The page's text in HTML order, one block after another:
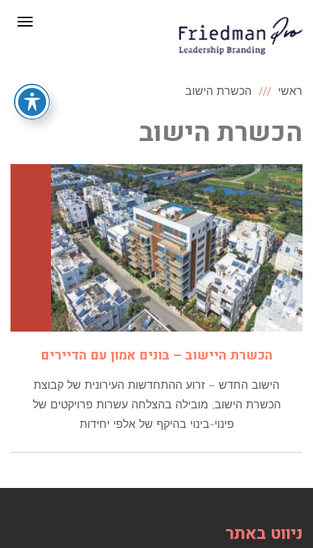
ראשי הכשרת הישוב
הכשרת הישוב
הכשרת היישוב – בונים אמון עם הדיירים
הישוב החדש – זרוע ההתחדשות העירונית של קבוצת
הכשרת הישוב, מובילה בהצלחה עשרות פרויקטים של
פינוי-בינוי בהיקף של אלפי יחידות
ניווט באתר